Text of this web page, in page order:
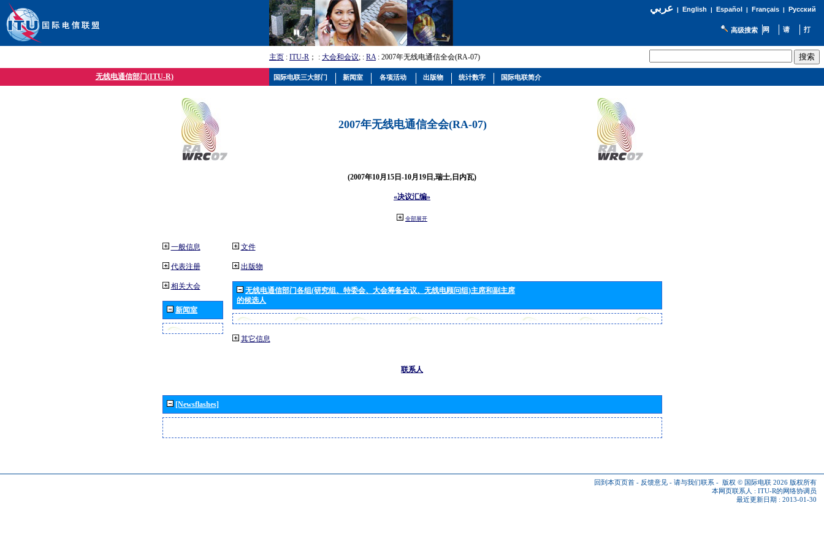
عربي| English | Español | Français| Русский
高级搜索
主页 : ITU-R ； : 大会和会议; : RA: 2007年无线电通信全会(RA-07)
无线电通信部门(ITU-R)
2007年无线电通信全会(RA-07)
(2007年10月15日-10月19日,瑞士,日内瓦)
«决议汇编»
全部展开
一般信息
代表注册
相关大会
新闻室
文件
出版物
无线电通信部门各组(研究组、特委会、大会筹备会议、无线电顾问组)主席和副主席
的候选人
其它信息
联系人
[Newsflashes]
回到本页页首 - 反馈意见 - 请与我们联系 - 版权 © 国际电联 2026 版权所有
本网页联系人 : ITU-R的网络协调员
最近更新日期 : 2013-01-30
国际电联三大部门 新闻室 各项活动 出版物 统计数字 国际电联简介